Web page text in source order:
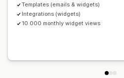
Templates (emails & widgets)
Integrations (widgets)
10 000 monthly widget views